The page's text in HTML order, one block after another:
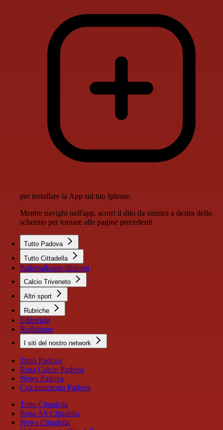
per installare la App sul tuo Iphone.
Mentre navighi nell'app, scorri il dito da sinistra a destra dello
schermo per tornare alle pagine precedenti
Tutto Padova
Tutto Cittadella
Padova&amp;dintorni
Calcio Triveneto
Altri sport
Rubriche
Editoriale
Redazione
I siti del nostro network
Tutto Padova
Rosa Calcio Padova
News Padova
Calciomercato Padova
Tutto Cittadella
Rosa AS Cittadella
News Cittadella